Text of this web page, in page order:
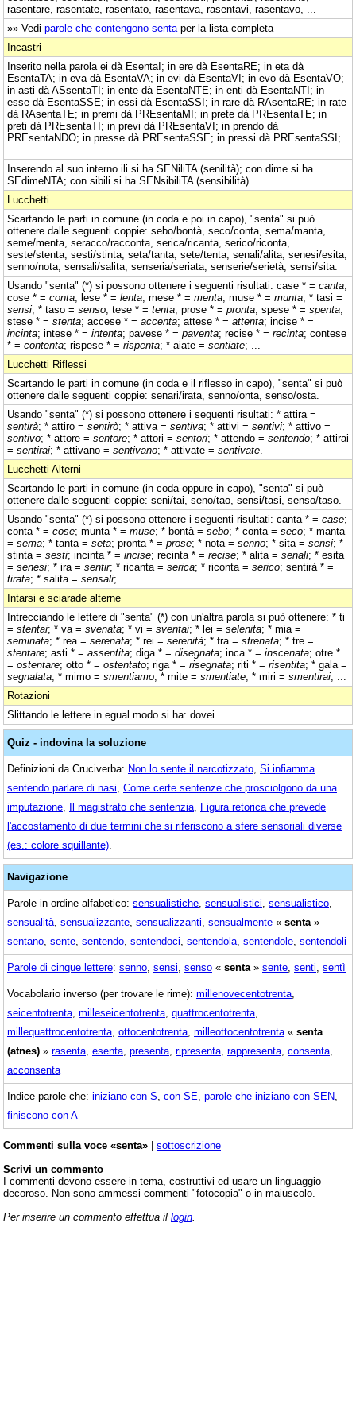
rasentare, rasentate, rasentato, rasentava, rasentavi, rasentavo, ...
»» Vedi parole che contengono senta per la lista completa
Incastri
Inserito nella parola ei dà EsentaI; in ere dà EsentaRE; in eta dà
EsentaTA; in eva dà EsentaVA; in evi dà EsentaVI; in evo dà EsentaVO;
in asti dà ASsentaTI; in ente dà EsentaNTE; in enti dà EsentaNTI; in
esse dà EsentaSSE; in essi dà EsentaSSI; in rare dà RAsentaRE; in rate
dà RAsentaTE; in premi dà PREsentaMI; in prete dà PREsentaTE; in
preti dà PREsentaTI; in previ dà PREsentaVI; in prendo dà
PREsentaNDO; in presse dà PREsentaSSE; in pressi dà PREsentaSSI;
Inserendo al suo interno ili si ha SENiliTA (senilità); con dime si ha
SEdimeNTA; con sibili si ha SENsibiliTA (sensibilità).
Lucchetti
Scartando le parti in comune (in coda e poi in capo), "senta" si può
ottenere dalle seguenti coppie: sebo/bontà, seco/conta, sema/manta,
seme/menta, seracco/racconta, serica/ricanta, serico/riconta,
seste/stenta, sesti/stinta, seta/tanta, sete/tenta, senali/alita, senesi/esita,
senno/nota, sensali/salita, senseria/seriata, senserie/serietà, sensi/sita.
Usando "senta" (*) si possono ottenere i seguenti risultati: case * = canta;
cose * = conta; lese * = lenta; mese * = menta; muse * = munta; * tasi =
sensi; * taso = senso; tese * = tenta; prose * = pronta; spese * = spenta;
stese * = stenta; accese * = accenta; attese * = attenta; incise * =
incinta; intese * = intenta; pavese * = paventa; recise * = recinta; contese
* = contenta; rispese * = rispenta; * aiate = sentiate; ...
Lucchetti Riflessi
Scartando le parti in comune (in coda e il riflesso in capo), "senta" si può
ottenere dalle seguenti coppie: senari/irata, senno/onta, senso/osta.
Usando "senta" (*) si possono ottenere i seguenti risultati: * attira =
sentirà; * attiro = sentirò; * attiva = sentiva; * attivi = sentivi; * attivo =
sentivo; * attore = sentore; * attori = sentori; * attendo = sentendo; * attirai
= sentirai; * attivano = sentivano; * attivate = sentivate
Lucchetti Alterni
Scartando le parti in comune (in coda oppure in capo), "senta" si può
ottenere dalle seguenti coppie: seni/tai, seno/tao, sensi/tasi, senso/taso.
Usando "senta" (*) si possono ottenere i seguenti risultati: canta * = case;
conta * = cose; munta * = muse; * bontà = sebo; * conta = seco; * manta
= sema; * tanta = seta; pronta * = prose; * nota = senno; * sita = sensi; *
stinta = sesti; incinta * = incise; recinta * = recise; * alita = senali; * esita
= senesi; * ira = sentir; * ricanta = serica; * riconta = serico; sentirà * =
tirata; * salita = sensali; ...
Intarsi e sciarade alterne
Intrecciando le lettere di "senta" (*) con un'altra parola si può ottenere: * ti
= stentai; * va = svenata; * vi = sventai; * lei = selenita; * mia =
seminata; * rea = serenata; * rei = serenità; * fra = sfrenata; * tre =
stentare; asti * = assentita; diga * = disegnata; inca * = inscenata; otre *
= ostentare; otto * = ostentato; riga * = risegnata; riti * = risentita; * gala =
segnalata; * mimo = smentiamo; * mite = smentiate; * miri = smentirai; ...
Rotazioni
Slittando le lettere in egual modo si ha: dovei.
Quiz - indovina la soluzione
Definizioni da Cruciverba: Non lo sente il narcotizzato Si infiamma
sentendo parlare di nasi Come certe sentenze che prosciolgono da una
imputazione Il magistrato che sentenzia Figura retorica che prevede
l'accostamento di due termini che si riferiscono a sfere sensoriali diverse
(es.: colore squillante)
Navigazione
Parole in ordine alfabetico: sensualistiche sensualistici sensualistico
sensualità sensualizzante sensualizzanti sensualmente « senta »
sentano sente sentendo sentendoci sentendola sentendole sentendoli
Parole di cinque lettere: senno sensi senso « senta » sente senti sentì
Vocabolario inverso (per trovare le rime): millenovecentotrenta
seicentotrenta milleseicentotrenta quattrocentotrenta
millequattrocentotrenta ottocentotrenta milleottocentotrenta « senta
(atnes) » rasenta esenta presenta ripresenta rappresenta consenta
acconsenta
Indice parole che: iniziano con S con SE parole che iniziano con SEN
finiscono con A
Commenti sulla voce «senta» | sottoscrizione
Scrivi un commento
I commenti devono essere in tema, costruttivi ed usare un linguaggio
decoroso. Non sono ammessi commenti "fotocopia" o in maiuscolo.
Per inserire un commento effettua il login